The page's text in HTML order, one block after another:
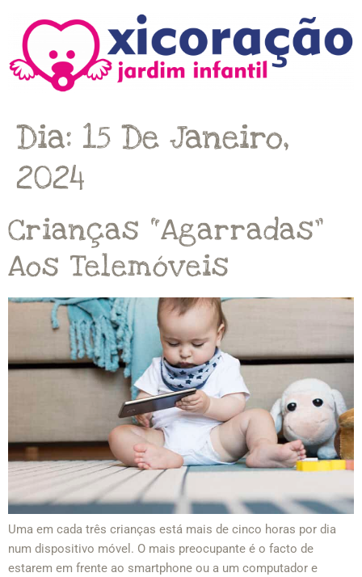
Dia: 15 De Janeiro,
2024
Crianças “agarradas”
Aos Telemóveis
Uma em cada três crianças está mais de cinco horas por dia
num dispositivo móvel. O mais preocupante é o facto de
estarem em frente ao smartphone ou a um computador e